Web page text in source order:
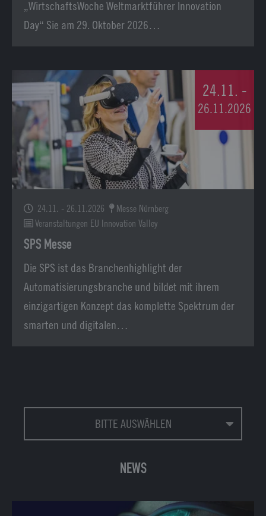
„WirtschaftsWoche Weltmarktführer Innovation
Day“ Sie am 29. Oktober 2026…
24.11. -
26.11.2026
24.11. - 26.11.2026
Messe Nürnberg
Veranstaltungen EU Innovation Valley
SPS Messe
Die SPS ist das Branchenhighlight der
Automatisierungsbranche und bildet mit ihrem
einzigartigen Konzept das komplette Spektrum der
smarten und digitalen…
BITTE AUSWÄHLEN
NEWS